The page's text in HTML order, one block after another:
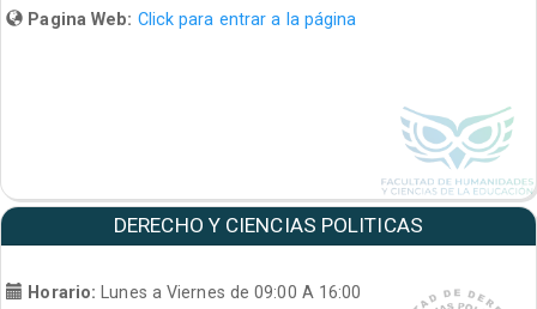
Pagina Web: Click para entrar a la página
DERECHO Y CIENCIAS POLITICAS
Horario:
Lunes a Viernes de 09:00 A 16:00